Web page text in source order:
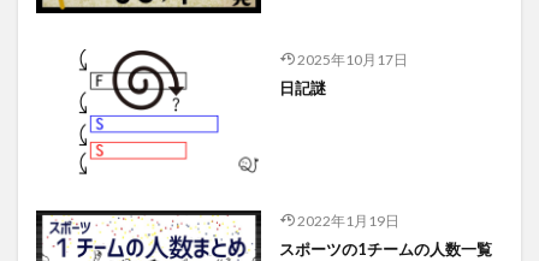
2025年10月17日
日記謎
2022年1月19日
スポーツの1チームの人数一覧